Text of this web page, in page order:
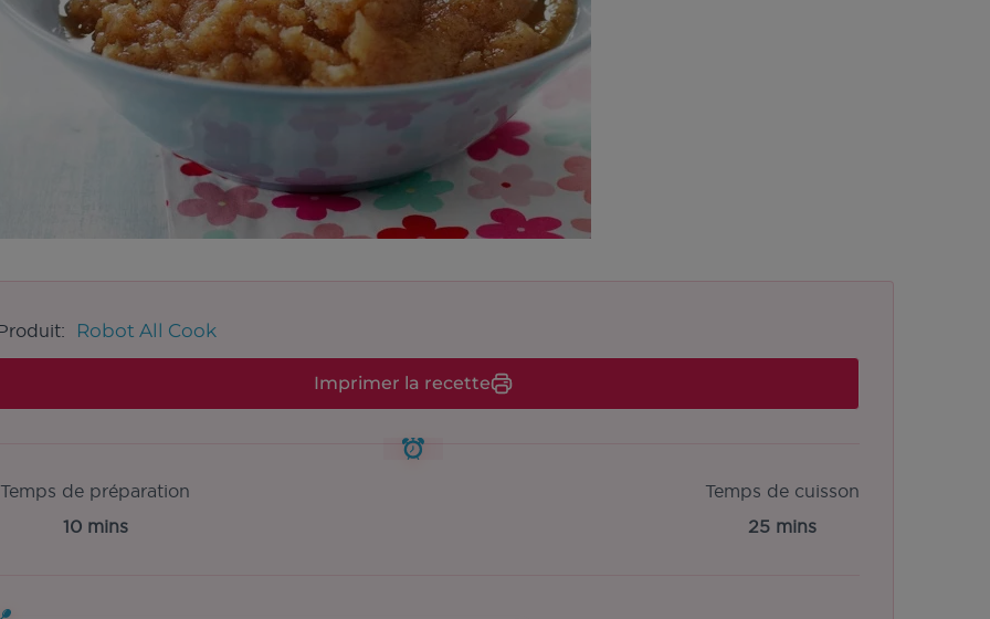
Robot All Cook
Imprimer la recette
Temps de préparation
10 mins
Temps de cuisson
25 mins